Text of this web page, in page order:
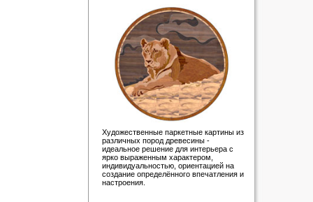
Художественные паркетные картины из
различных пород древесины -
идеальное решение для интерьера с
ярко выраженным характером,
индивидуальностью, ориентацией на
создание определённого впечатления и
настроения.